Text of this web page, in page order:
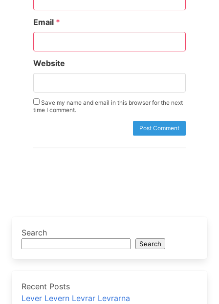
Email *
Website
Save my name and email in this browser for the next
time I comment.
Search
Search
Recent Posts
Lever Levern Levrar Levrarna